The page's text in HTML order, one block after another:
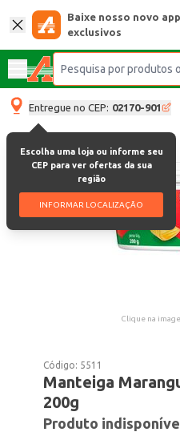
Baixe nosso novo
exclusivos
Entregue no CEP: 02170-901
Escolha uma loja ou informe seu
CEP para ver ofertas da sua
região
INFORMAR LOCALIZAÇÃO
Clique na
Código: 5511
Manteiga
200g
Produto